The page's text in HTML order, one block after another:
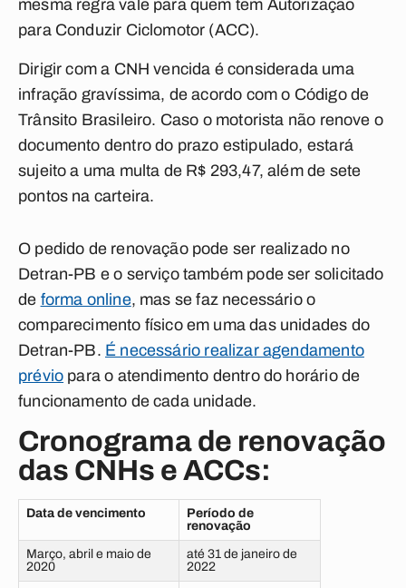
mesma regra vale para quem tem Autorização
para Conduzir Ciclomotor (ACC).
Dirigir com a CNH vencida é considerada uma
infração gravíssima, de acordo com o Código de
Trânsito Brasileiro. Caso o motorista não renove o
documento dentro do prazo estipulado, estará
sujeito a uma multa de R$ 293,47, além de sete
pontos na carteira.
O pedido de renovação pode ser realizado no
Detran-PB e o serviço também pode ser solicitado
de forma online, mas se faz necessário o
comparecimento físico em uma das unidades do
Detran-PB. É necessário realizar agendamento
prévio para o atendimento dentro do horário de
funcionamento de cada unidade.
Cronograma de renovação
das CNHs e ACCs:
Data de vencimento
Período de
renovação
Março, abril e maio de
2020
até 31 de janeiro de
2022